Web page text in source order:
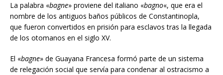
La palabra «bagne» proviene del italiano «bagno«, que era el
nombre de los antiguos baños públicos de Constantinopla,
que fueron convertidos en prisión para esclavos tras la llegada
de los otomanos en el siglo XV.
El «bagne» de Guayana Francesa formó parte de un sistema
de relegación social que servía para condenar al ostracismo a